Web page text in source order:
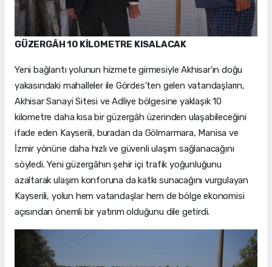
GÜZERGÂH 10 KİLOMETRE KISALACAK
Yeni bağlantı yolunun hizmete girmesiyle Akhisar'ın doğu
yakasındaki mahalleler ile Gördes'ten gelen vatandaşların,
Akhisar Sanayi Sitesi ve Adliye bölgesine yaklaşık 10
kilometre daha kısa bir güzergâh üzerinden ulaşabileceğini
ifade eden Kayserili, buradan da Gölmarmara, Manisa ve
İzmir yönüne daha hızlı ve güvenli ulaşım sağlanacağını
söyledi. Yeni güzergâhın şehir içi trafik yoğunluğunu
azaltarak ulaşım konforuna da katkı sunacağını vurgulayan
Kayserili, yolun hem vatandaşlar hem de bölge ekonomisi
açısından önemli bir yatırım olduğunu dile getirdi.